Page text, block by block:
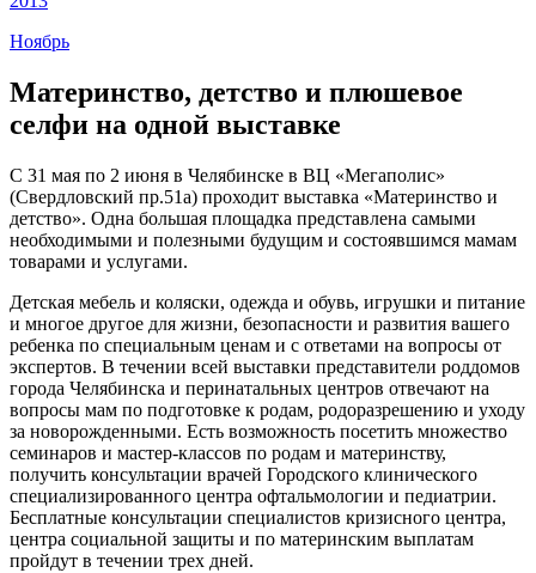
Ноябрь
Материнство, детство и плюшевое
селфи на одной выставке
С 31 мая по 2 июня в Челябинске в ВЦ «Мегаполис»
(Свердловский пр.51а) проходит выставка «Материнство и
детство». Одна большая площадка представлена самыми
необходимыми и полезными будущим и состоявшимся мамам
товарами и услугами.
Детская мебель и коляски, одежда и обувь, игрушки и питание
и многое другое для жизни, безопасности и развития вашего
ребенка по специальным ценам и с ответами на вопросы от
экспертов. В течении всей выставки представители роддомов
города Челябинска и перинатальных центров отвечают на
вопросы мам по подготовке к родам, родоразрешению и уходу
за новорожденными. Есть возможность посетить множество
семинаров и мастер-классов по родам и материнству,
получить консультации врачей Городского клинического
специализированного центра офтальмологии и педиатрии.
Бесплатные консультации специалистов кризисного центра,
центра социальной защиты и по материнским выплатам
пройдут в течении трех дней.